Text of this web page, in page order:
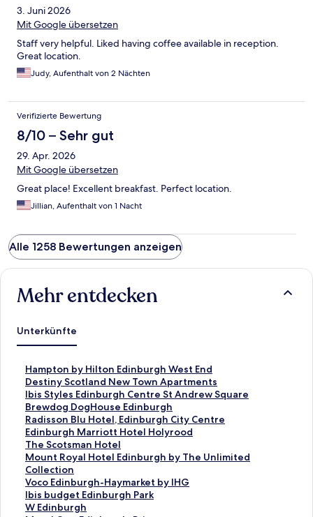
3. Juni 2026
Mit Google übersetzen
Staff very helpful. Liked having coffee available in reception.
Great location.
Judy, Aufenthalt von 2 Nächten
Verifizierte Bewertung
8/10 – Sehr gut
29. Apr. 2026
Mit Google übersetzen
Great place! Excellent breakfast. Perfect location.
Jillian, Aufenthalt von 1 Nacht
Alle 1258 Bewertungen anzeigen
Mehr entdecken
Unterkünfte
Hampton by Hilton Edinburgh West End
L
i
n
k
,
d
e
r
d
i
e
f
Destiny Scotland New Town Apartments
L
i
n
k
,
d
e
r
d
i
e
Ibis Styles Edinburgh Centre St Andrew Square
L
i
n
k
,
d
e
r
d
i
Brewdog DogHouse Edinburgh
L
i
n
k
,
d
e
r
d
Radisson Blu Hotel, Edinburgh City Centre
L
i
n
k
,
d
e
r
Edinburgh Marriott Hotel Holyrood
L
i
n
k
,
d
e
The Scotsman Hotel
L
i
n
k
,
d
Mount Royal Hotel Edinburgh by The Unlimited
Collection
L
i
n
k
,
Voco Edinburgh-Haymarket by IHG
L
i
n
Ibis budget Edinburgh Park
L
iW Edinburgh
L